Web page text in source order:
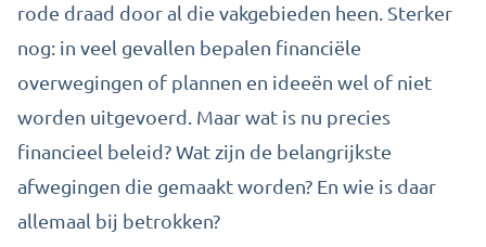
rode draad door al die vakgebieden heen. Sterker
nog: in veel gevallen bepalen financiële
overwegingen of plannen en ideeën wel of niet
worden uitgevoerd. Maar wat is nu precies
financieel beleid? Wat zijn de belangrijkste
afwegingen die gemaakt worden? En wie is daar
allemaal bij betrokken?